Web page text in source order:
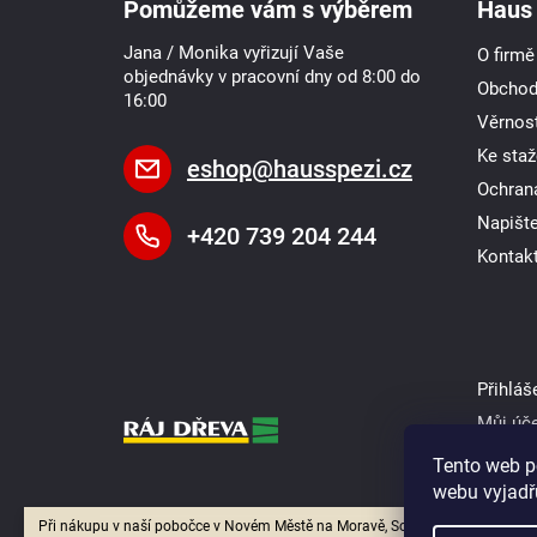
Tento web
webu
Při nákupu v naší pobočce v Novém Městě na Moravě, Soškova 1550, se o
Pomůžeme vám s výběrem
Jana / Monika vyřizují Vaše
objednávky v pracovní dny od 8:00 do
16:00
eshop@hausspezi.cz
+420 739 204 244
O firmě
Ke
Můj